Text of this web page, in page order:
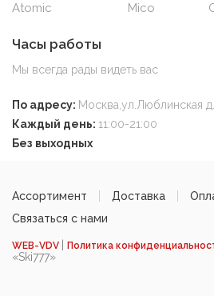
Atomic
Mico
Часы работы
Мы всегда рады видеть вас
По адресу: Москва,ул.Люблинская
Каждый день: 11:00-21:00
Без выходных
Ассортимент Доставка
Связаться с нами
WEB-VDV Политика
«Ski777»